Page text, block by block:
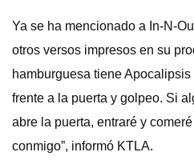
Ya se ha mencionado a In-N-
otros versos impresos en su
hamburguesa tiene Apocalipsis
frente a la puerta y golpeo. Si
abre la puerta, entraré y
conmigo”, informó KTLA.